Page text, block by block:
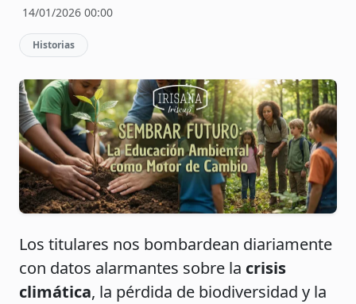
14/01/2026 00:00
Historias
Los titulares nos bombardean diariamente
con datos alarmantes sobre la crisis
climática, la pérdida de biodiversidad y la